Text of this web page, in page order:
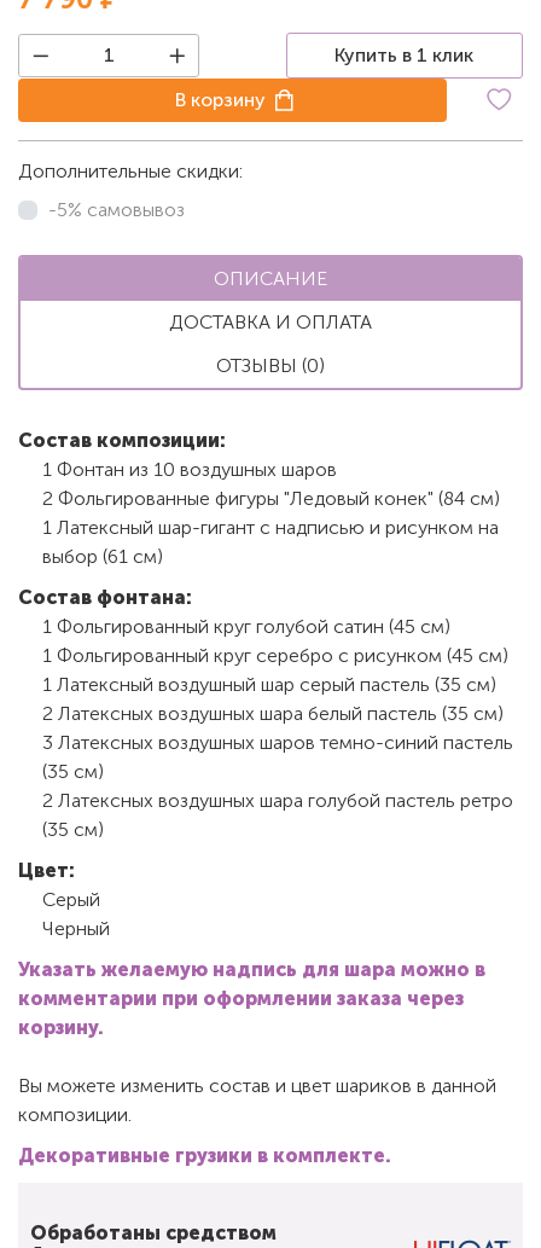
Купить в 1 клик
В корзину
Дополнительные скидки:
-5% самовывоз
ОПИСАНИЕ
ДОСТАВКА И ОПЛАТА
ОТЗЫВЫ (0)
Состав композиции:
1 Фонтан из 10 воздушных шаров
2 Фольгированные фигуры "Ледовый конек" (84 см)
1 Латексный шар-гигант с надписью и рисунком на
выбор (61 см)
Состав фонтана:
1 Фольгированный круг голубой сатин (45 см)
1 Фольгированный круг серебро с рисунком (45 см)
1 Латексный воздушный шар серый пастель (35 см)
2 Латексных воздушных шара белый пастель (35 см)
3 Латексных воздушных шаров темно-синий пастель
(35 см)
2 Латексных воздушных шара голубой пастель ретро
(35 см)
Цвет:
Серый
Черный
Указать желаемую надпись для шара можно в
комментарии при оформлении заказа через
корзину.
Вы можете изменить состав и цвет шариков в данной
композиции.
Декоративные грузики в комплекте.
Обработаны средством